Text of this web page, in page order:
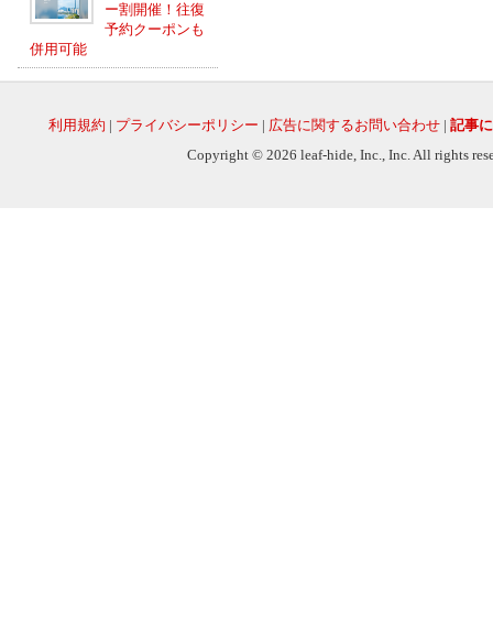
ー割開催！往復
予約クーポンも
併用可能
利用規約 | プライバシーポリシー | 広告に関するお問い合わせ | 記事
Copyright © 2026 leaf-hide, Inc., Inc. All rights